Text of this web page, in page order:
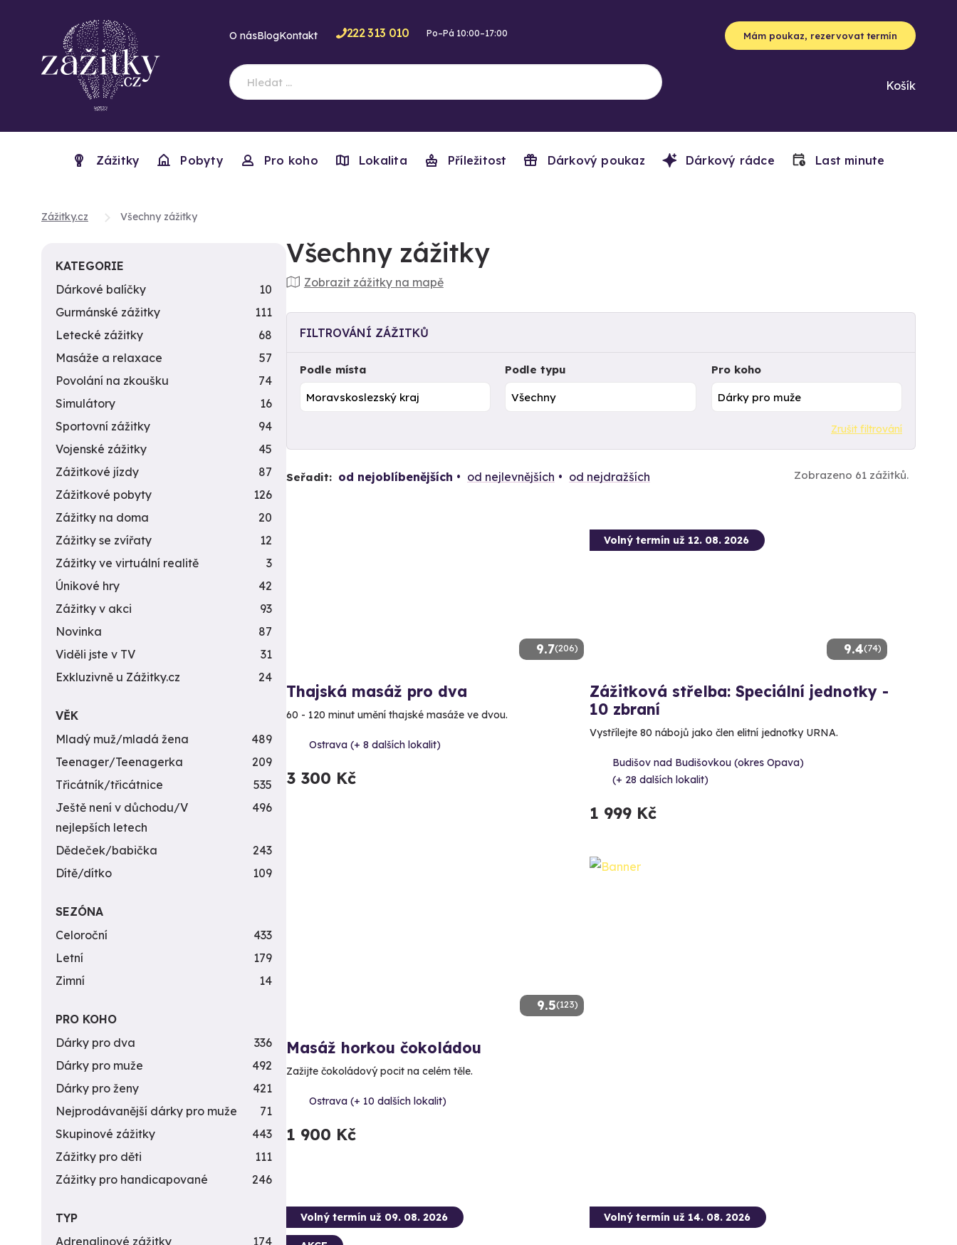
O násBlogKontakt 222 313 010 Po–Pá 10:00–17:00 Mám poukaz, rezervovat termín
Košík
Zážitky Pobyty Pro koho Lokalita Příležitost Dárkový poukaz Dárkový rádce Last minute
Zážitky.cz Všechny zážitky
Všechny zážitky
Zobrazit zážitky na mapě
FILTROVÁNÍ ZÁŽITKŮ
Podle místa Podle typu Pro koho
Zrušit filtrování
Seřadit: od nejoblíbenějších od nejlevnějších od nejdražších Zobrazeno 61 zážitků.
9.7(206)
Thajská masáž pro dva
60 - 120 minut umění thajské masáže ve dvou.
Ostrava (+ 8 dalších lokalit)
3 300 Kč
9.4(74)
Volný termín už 12. 08. 2026
Zážitková střelba: Speciální jednotky -
10 zbraní
Vystřílejte 80 nábojů jako člen elitní jednotky URNA.
Budišov nad Budišovkou (okres Opava)
(+ 28 dalších lokalit)
1 999 Kč
9.5(123)
Masáž horkou čokoládou
Zažijte čokoládový pocit na celém těle.
Ostrava (+ 10 dalších lokalit)
1 900 Kč
Volný termín už 09. 08. 2026 Volný termín už 14. 08. 2026
KATEGORIE
Dárkové balíčky
10
Gurmánské zážitky
111
Letecké zážitky
68
Masáže a relaxace
57
Povolání na zkoušku
74
Simulátory
16
Sportovní zážitky
94
Vojenské zážitky
45
Zážitkové jízdy
87
Zážitkové pobyty
126
Zážitky na doma
20
Zážitky se zvířaty
12
Zážitky ve virtuální realitě
3
Únikové hry
42
Zážitky v akci
93
Novinka
87
Viděli jste v TV
31
Exkluzivně u Zážitky.cz
24
VĚK
Mladý muž/mladá žena
489
Teenager/Teenagerka
209
Třicátník/třicátnice
535
Ještě není v důchodu/V
nejlepších letech
496
Dědeček/babička
243
Dítě/dítko
109
SEZÓNA
Celoroční
433
Letní
179
Zimní
14
PRO KOHO
Dárky pro dva
336
Dárky pro muže
492
Dárky pro ženy
421
Nejprodávanější dárky pro muže
71
Skupinové zážitky
443
Zážitky pro děti
111
Zážitky pro handicapované
246
TYP
Adrenalinové zážitky
174